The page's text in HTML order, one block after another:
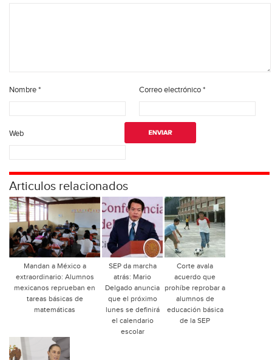
Nombre* Correo electrónico*
Web
Articulos relacionados
Mandan a México a
extraordinario: Alumnos
mexicanos reprueban en
tareas básicas de
matemáticas
SEP da marcha
atrás: Mario
Delgado anuncia
que el próximo
lunes se definirá
el calendario
escolar
Corte avala
acuerdo que
prohíbe reprobar a
alumnos de
educación básica
de la SEP